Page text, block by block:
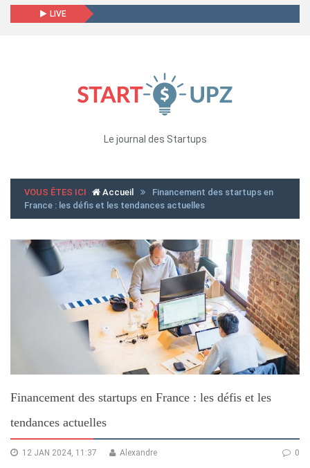
LIVE
Le journal des Startups
VOUS ÊTES ICI Accueil
Financement des startups en
France : les défis et les tendances actuelles
Financement des startups en France : les défis et les
tendances actuelles
12 JAN 2024, 11:37 0
Alexandre